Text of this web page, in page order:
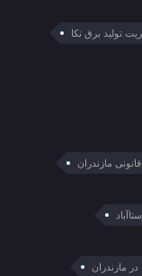
تولید برق نکا
مازندران
در مازندران